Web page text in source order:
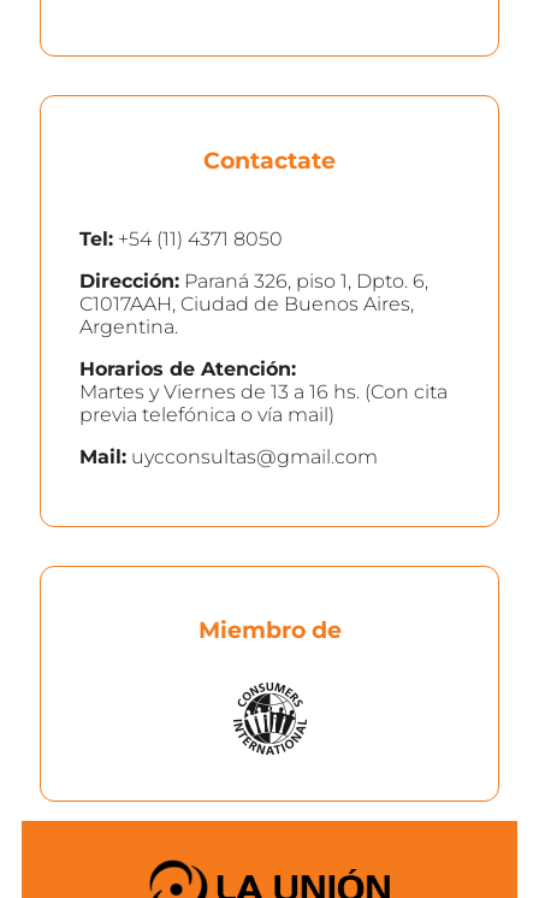
Contactate
Tel: +54 (11) 4371 8050
Dirección: Paraná 326, piso 1, Dpto. 6,
C1017AAH, Ciudad de Buenos Aires,
Argentina.
Horarios de Atención:
Martes y Viernes de 13 a 16 hs. (Con cita
previa telefónica o vía mail)
Mail: uycconsultas@gmail.com
Miembro de